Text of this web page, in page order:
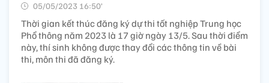
05/05/2023 16:50’
Thời gian kết thúc đăng ký dự thi tốt nghiệp Trung học
Phổ thông năm 2023 là 17 giờ ngày 13/5. Sau thời điểm
này, thí sinh không được thay đổi các thông tin về bài
thi, môn thi đã đăng ký.